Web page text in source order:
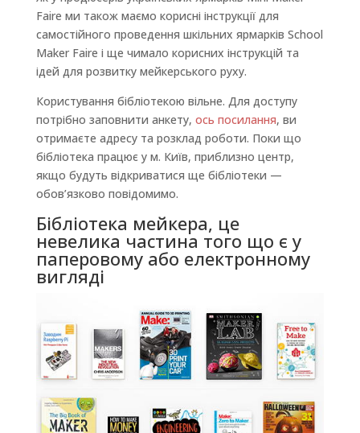
Faire ми також маємо корисні інструкції для
самостійного проведення шкільних ярмарків School
Maker Faire і ще чимало корисних інструкцій та
ідей для розвитку мейкерського руху.
Користування бібліотекою вільне. Для доступу
потрібно заповнити анкету, ось посилання, ви
отримаєте адресу та розклад роботи. Поки що
бібліотека працює у м. Київ, приблизно центр,
якщо будуть відкриватися ще бібліотеки —
обов’язково повідомимо.
Бібліотека мейкера, це
невелика частина того що є у
паперовому або електронному
вигляді